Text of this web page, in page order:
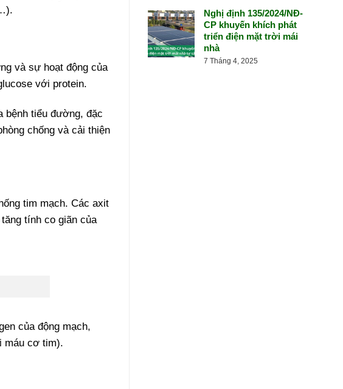
và sự hoạt động của
với protein.
bệnh tiểu đường, đặc
chống và cải thiện
tim mạch. Các axit
tính co giãn của
của động mạch,
máu cơ tim).
Nghị định 135/2024/NĐ-
CP khuyến khích phát
triển điện mặt trời mái
nhà
7 Tháng 4, 2025